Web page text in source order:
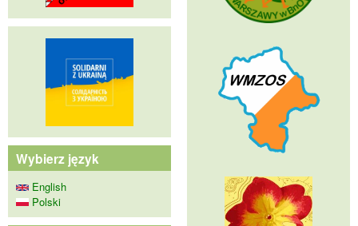
Wybierz język
English
Polski